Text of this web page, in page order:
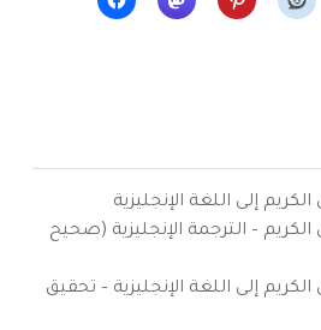
إلى اللغة الإنجليزية
– الترجمة الإنجليزية (صحيح
إلى اللغة الإنجليزية – تحقيق